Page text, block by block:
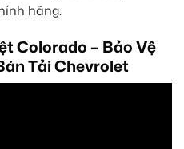
hãng.
Colorado – Bảo Vệ
Tải Chevrolet